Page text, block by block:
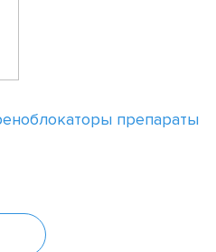
препараты